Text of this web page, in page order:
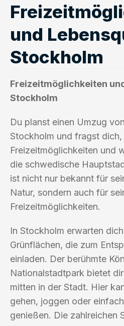
und
Stockholm
Freizeitmöglichkeiten
Stockholm
Du planst einen Umzug
Stockholm und fragst
Freizeitmöglichkeiten und
die schwedische
ist nicht nur bekannt für
Natur, sondern auch für
Freizeitmöglichkeiten.
In Stockholm erwarten
Grünflächen, die zum
einladen. Der berühmte
Nationalstadtpark bietet
mitten in der Stadt. Hier
gehen, joggen oder
genießen. Die zahlreichen